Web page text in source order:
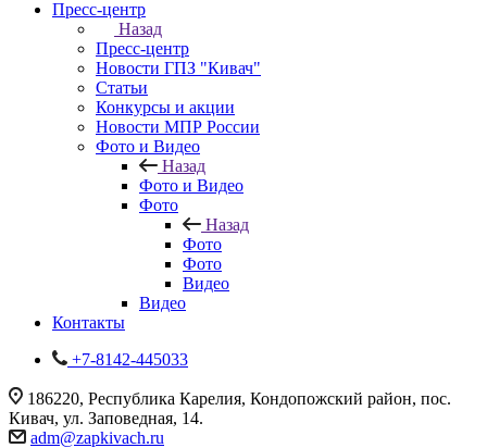
Пресс-центр
Назад
Пресс-центр
Новости ГПЗ "Кивач"
Статьи
Конкурсы и акции
Новости МПР России
Фото и Видео
Назад
Фото и Видео
Фото
Назад
Фото
Фото
Видео
Видео
Контакты
+7-8142-445033
186220, Республика Карелия, Кондопожский район, пос.
Кивач, ул. Заповедная, 14.
adm@zapkivach.ru